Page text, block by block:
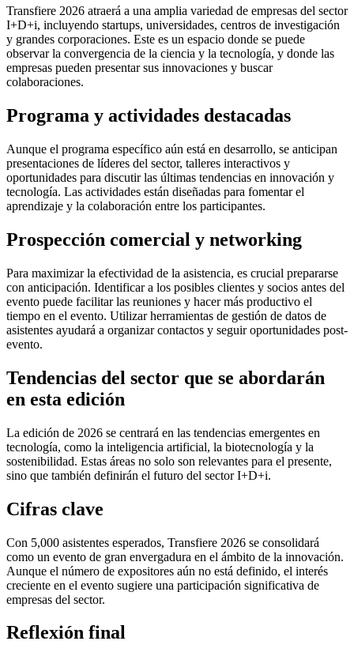
Transfiere 2026 atraerá a una amplia variedad de empresas del sector
I+D+i, incluyendo startups, universidades, centros de investigación
y grandes corporaciones. Este es un espacio donde se puede
observar la convergencia de la ciencia y la tecnología, y donde las
empresas pueden presentar sus innovaciones y buscar
colaboraciones.
Programa y actividades destacadas
Aunque el programa específico aún está en desarrollo, se anticipan
presentaciones de líderes del sector, talleres interactivos y
oportunidades para discutir las últimas tendencias en innovación y
tecnología. Las actividades están diseñadas para fomentar el
aprendizaje y la colaboración entre los participantes.
Prospección comercial y networking
Para maximizar la efectividad de la asistencia, es crucial prepararse
con anticipación. Identificar a los posibles clientes y socios antes del
evento puede facilitar las reuniones y hacer más productivo el
tiempo en el evento. Utilizar herramientas de gestión de datos de
asistentes ayudará a organizar contactos y seguir oportunidades post-
evento.
Tendencias del sector que se abordarán
en esta edición
La edición de 2026 se centrará en las tendencias emergentes en
tecnología, como la inteligencia artificial, la biotecnología y la
sostenibilidad. Estas áreas no solo son relevantes para el presente,
sino que también definirán el futuro del sector I+D+i.
Cifras clave
Con 5,000 asistentes esperados, Transfiere 2026 se consolidará
como un evento de gran envergadura en el ámbito de la innovación.
Aunque el número de expositores aún no está definido, el interés
creciente en el evento sugiere una participación significativa de
empresas del sector.
Reflexión final